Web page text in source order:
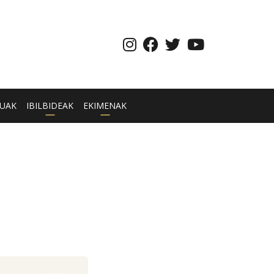
IBILBIDEAK EKIMENAK